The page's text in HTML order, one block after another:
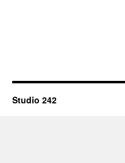
Studio 242